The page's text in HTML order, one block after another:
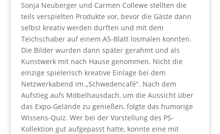
Sonja Neuberger und Carmen Collewe stellten die
teils verspielten Produkte vor, bevor die Gäste dann
selbst kreativ werden durften und mit dem
Teichschaber auf einem A5-Blatt losmalen konnten.
Die Bilder wurden dann später gerahmt und als
Kunstwerk mit nach Hause genommen. Nicht die
einzige spielerisch kreative Einlage bei dem
Netzwerkabend im „Schwedencafé“. Nach dem
Aufstieg aufs Möbelhausdach, um die Aussicht über
das Expo-Gelände zu genießen, folgte das humorige
Wissens-Quiz. Wer bei der Vorstellung des PS-
Kollektion gut aufgepasst hatte, konnte eine mit